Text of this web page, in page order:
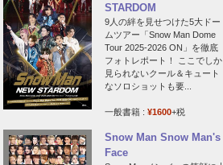
STARDOM
9人の絆を見せつけた5大ドー
ムツアー「Snow Man Dome
Tour 2025-2026 ON」を徹底
フォトレポート！ ここでしか
見られないクール＆キュート
なソロショットも要...
一般書籍 : ¥1600+税
Snow Man Snow Man's
Face